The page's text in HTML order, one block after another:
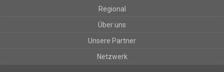
Regional
Über uns
Unsere Partner
Netzwerk